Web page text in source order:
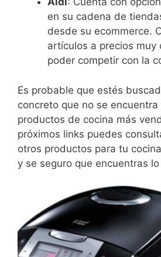
en su cadena de
desde su ecommerce.
artículos a precios muy
poder competir con la
Es probable que estés
concreto que no se
productos de cocina más
próximos links puedes
otros productos para tu
y se seguro que encuentras